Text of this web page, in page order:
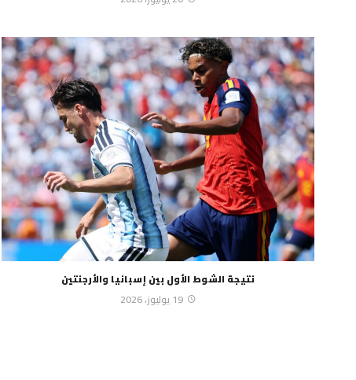
نتيجة الشوط الأول بين إسبانيا والأرجنتين
19 يوليوز، 2026